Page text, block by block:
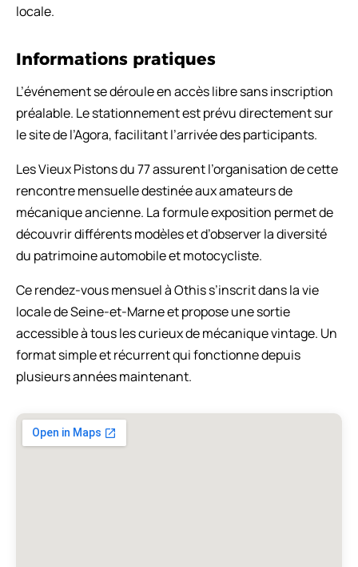
locale.
Informations pratiques
L’événement se déroule en accès libre sans inscription
préalable. Le stationnement est prévu directement sur
le site de l’Agora, facilitant l’arrivée des participants.
Les Vieux Pistons du 77 assurent l’organisation de cette
rencontre mensuelle destinée aux amateurs de
mécanique ancienne. La formule exposition permet de
découvrir différents modèles et d’observer la diversité
du patrimoine automobile et motocycliste.
Ce rendez-vous mensuel à Othis s’inscrit dans la vie
locale de Seine-et-Marne et propose une sortie
accessible à tous les curieux de mécanique vintage. Un
format simple et récurrent qui fonctionne depuis
plusieurs années maintenant.